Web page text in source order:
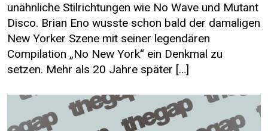
unähnliche Stilrichtungen wie No Wave und Mutant
Disco. Brian Eno wusste schon bald der damaligen
New Yorker Szene mit seiner legendären
Compilation „No New York“ ein Denkmal zu
setzen. Mehr als 20 Jahre später […]